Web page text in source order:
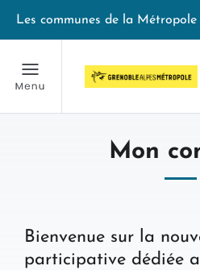
Les communes de la Métropole
Mon
Bienvenue sur la
participative dédiée